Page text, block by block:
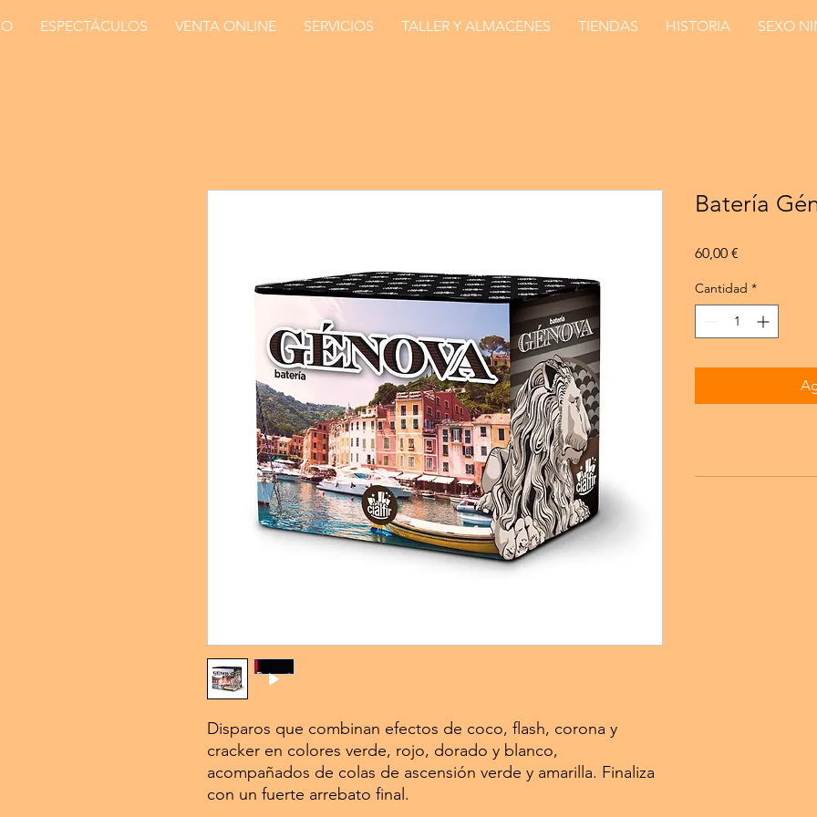
ESPECTÁCULOS VENTA ONLINE SERVICIOS TALLER Y ALMACENES TIENDAS HISTORIA SEXO
Disparos que combinan efectos de coco, flash, corona y
cracker en colores verde, rojo, dorado y blanco,
acompañados de colas de ascensión verde y amarilla. Finaliza
con un fuerte arrebato final.
Batería
60,00 €
Cantidad *